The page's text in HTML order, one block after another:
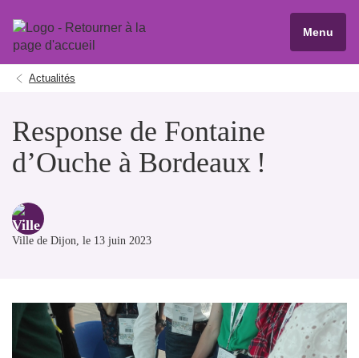
Menu
Actualités
Response de Fontaine
d’Ouche à Bordeaux !
Ville de Dijon, le 13 juin 2023